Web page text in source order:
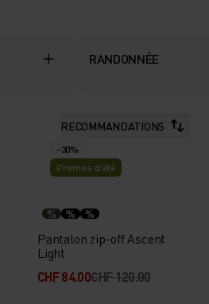
RANDONNÉE
RECOMMANDATIONS
-30%
Promos d’été
% % %
Pantalon zip-off Ascent
Light
CHF 84.00CHF 120.00